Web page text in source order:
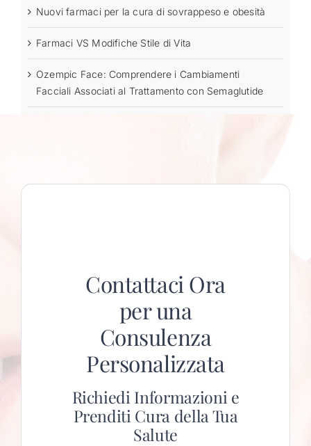
Nuovi farmaci per la cura di sovrappeso e obesità
Farmaci VS Modifiche Stile di Vita
Ozempic Face: Comprendere i Cambiamenti
Facciali Associati al Trattamento con Semaglutide
Contattaci Ora
per una
Consulenza
Personalizzata
Richiedi Informazioni e
Prenditi Cura della Tua
Salute